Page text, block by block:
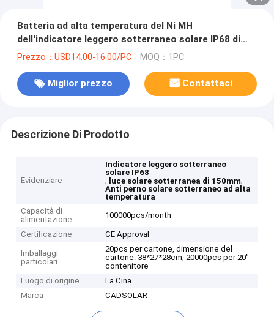
Batteria ad alta temperatura del Ni MH
dell'indicatore leggero sotterraneo solare IP68 di
150mm anti
Prezzo：USD14.00-16.00/PC MOQ：1PC
Miglior prezzo Contattaci
Descrizione Di Prodotto
Evidenziare
Indicatore leggero sotterraneo
solare IP68
, luce solare sotterranea di 150mm,
Anti perno solare sotterraneo ad alta
temperatura
Capacità di
alimentazione
100000pcs/month
Certificazione CE Approval
Imballaggi
particolari
20pcs per cartone, dimensione del
cartone: 38*27*28cm, 20000pcs per 20"
contenitore
Luogo di origine
La Cina
Marca
CADSOLAR